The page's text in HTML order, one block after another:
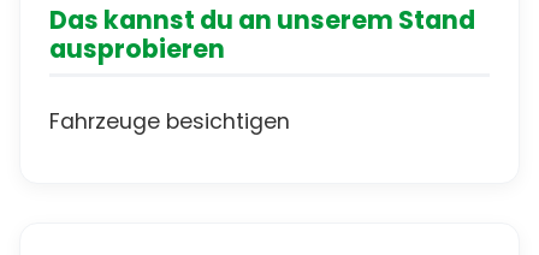
Das kannst du an unserem Stand
ausprobieren
Fahrzeuge besichtigen